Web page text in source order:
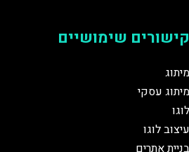
קישורים שימושיים
מיתוג
מיתוג עסקי
לוגו
עיצוב לוגו
בניית אתרים